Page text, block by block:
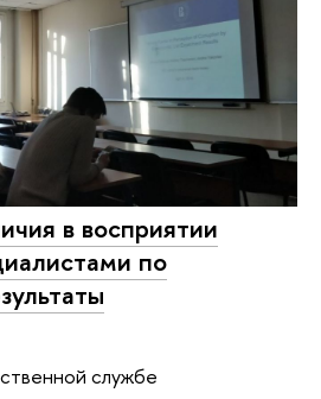
в восприятии
по
службе